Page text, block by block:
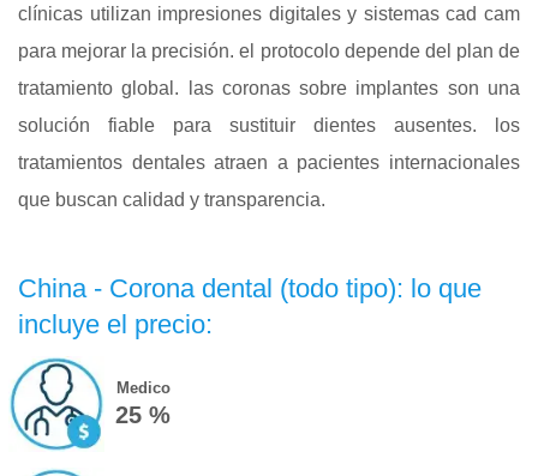
clínicas utilizan impresiones digitales y sistemas cad cam
para mejorar la precisión. el protocolo depende del plan de
tratamiento global. las coronas sobre implantes son una
solución fiable para sustituir dientes ausentes. los
tratamientos dentales atraen a pacientes internacionales
que buscan calidad y transparencia.
China - Corona dental (todo tipo): lo que
incluye el precio:
Medico
25 %